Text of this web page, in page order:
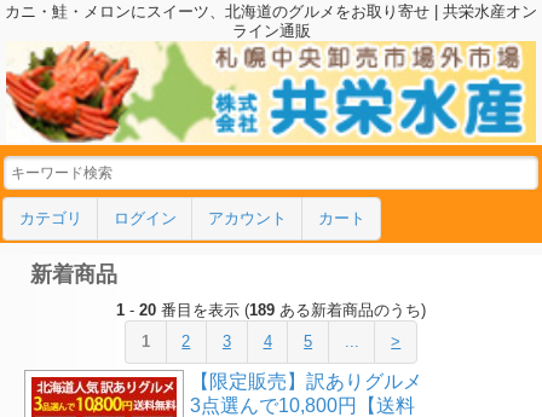
カニ・鮭・メロンにスイーツ、北海道のグルメをお取り寄せ | 共栄水産オン
ライン通販
カテゴリ ログイン アカウント カート
新着商品
1 - 20 番目を表示 (189 ある新着商品のうち)
1
2 3 4 5 >
【限定販売】訳ありグルメ
3点選んで10,800円【送料